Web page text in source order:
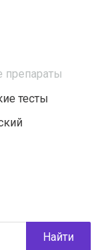
препараты
тесты
Найти